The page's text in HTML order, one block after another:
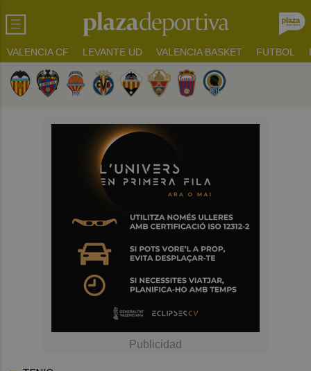
VALENCIA CF LEVANTE UD VALENCIA BASKET FUTBOL